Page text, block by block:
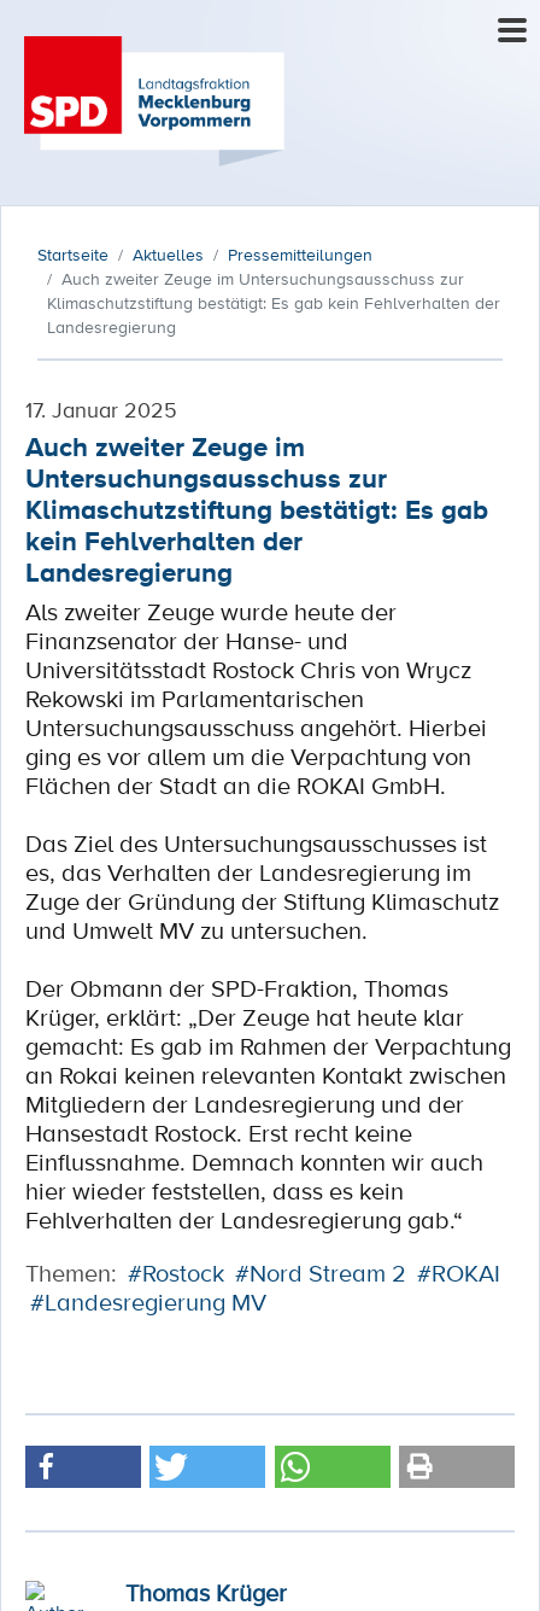
Startseite Aktuelles
Pressemitteilungen
Auch zweiter Zeuge im Untersuchungsausschuss zur
Klimaschutzstiftung bestätigt: Es gab kein Fehlverhalten der
Landesregierung
17. Januar 2025
Auch zweiter Zeuge im
Untersuchungsausschuss zur
Klimaschutzstiftung bestätigt: Es gab
kein Fehlverhalten der
Landesregierung
Als zweiter Zeuge wurde heute der
Finanzsenator der Hanse- und
Universitätsstadt Rostock Chris von Wrycz
Rekowski im Parlamentarischen
Untersuchungsausschuss angehört. Hierbei
ging es vor allem um die Verpachtung von
Flächen der Stadt an die ROKAI GmbH.
Das Ziel des Untersuchungsausschusses ist
es, das Verhalten der Landesregierung im
Zuge der Gründung der Stiftung Klimaschutz
und Umwelt MV zu untersuchen.
Der Obmann der SPD-Fraktion, Thomas
Krüger, erklärt: „Der Zeuge hat heute klar
gemacht: Es gab im Rahmen der Verpachtung
an Rokai keinen relevanten Kontakt zwischen
Mitgliedern der Landesregierung und der
Hansestadt Rostock. Erst recht keine
Einflussnahme. Demnach konnten wir auch
hier wieder feststellen, dass es kein
Fehlverhalten der Landesregierung gab.“
Themen: #Rostock #Nord Stream 2 #ROKAI
#Landesregierung MV
Thomas Krüger